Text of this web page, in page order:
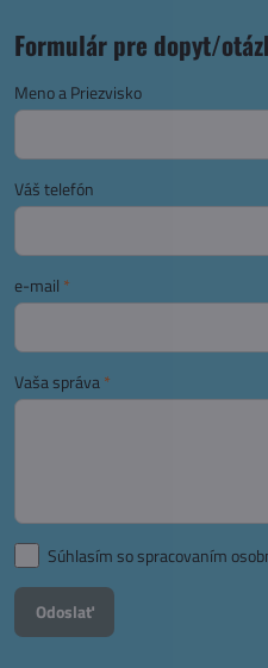
Formulár pre dopyt/
Meno a Priezvisko
Váš telefón
e-mail *
Vaša správa*
Súhlasím so spracovaním
Odoslať